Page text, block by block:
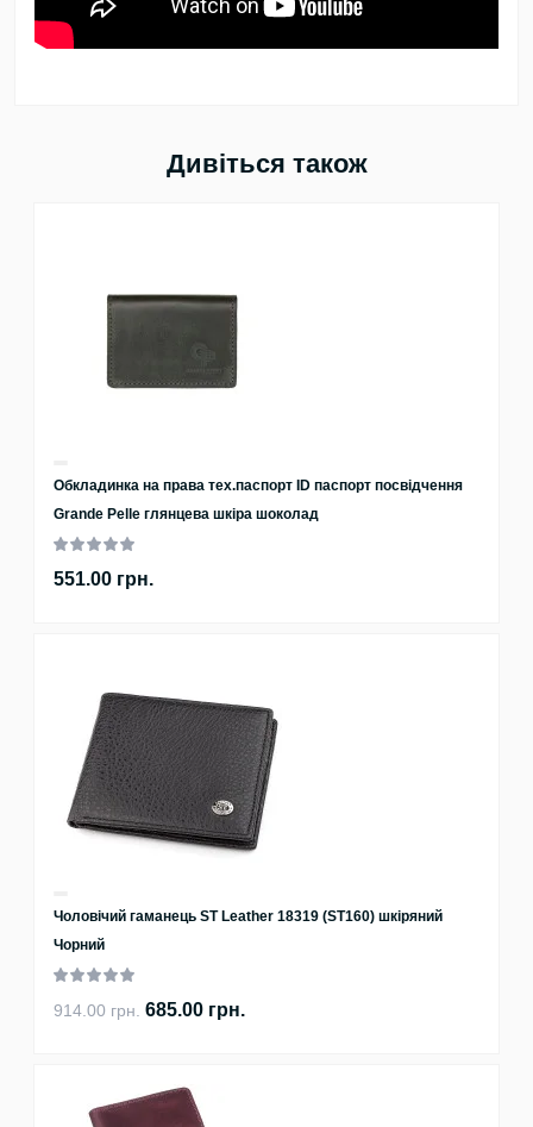
Дивіться також
Обкладинка на права тех.паспорт ID паспорт посвідчення
Grande Pelle глянцева шкіра шоколад
551.00 грн.
Чоловічий гаманець ST Leather 18319 (ST160) шкіряний
Чорний
914.00 грн. 685.00 грн.